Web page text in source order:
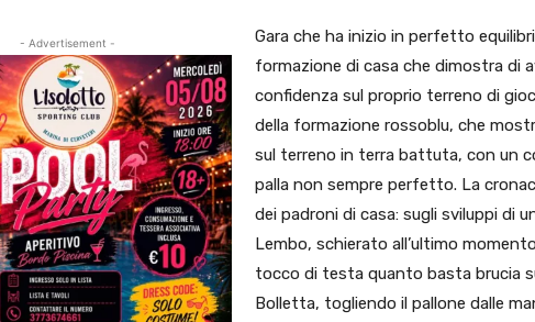
- Advertisement -
Gara che ha inizio in perfetto
formazione di casa che dimostra di
confidenza sul proprio terreno di
della formazione rossoblu, che
sul terreno in terra battuta, con un
palla non sempre perfetto. La
dei padroni di casa: sugli sviluppi di
Lembo, schierato all’ultimo
tocco di testa quanto basta brucia
Bolletta, togliendo il pallone dalle